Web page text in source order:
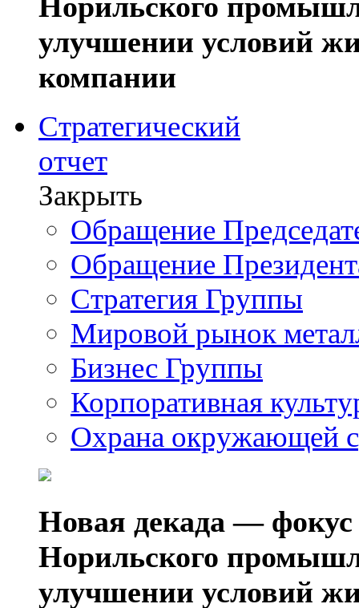
улучшении условий
компании
Стратегический
отчет
Закрыть
Обращение
Обращение
Стратегия Группы
Мировой рынок
Бизнес Группы
Корпоративная
Охрана окружающей
Новая декада — фокус
Норильского
улучшении условий